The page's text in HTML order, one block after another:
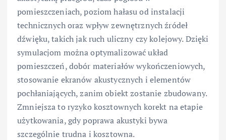
pomieszczeniach, poziom hałasu od instalacji
technicznych oraz wpływ zewnętrznych źródeł
dźwięku, takich jak ruch uliczny czy kolejowy. Dzięki
symulacjom można optymalizować układ
pomieszczeń, dobór materiałów wykończeniowych,
stosowanie ekranów akustycznych i elementów
pochłaniających, zanim obiekt zostanie zbudowany.
Zmniejsza to ryzyko kosztownych korekt na etapie
użytkowania, gdy poprawa akustyki bywa
szczególnie trudna i kosztowna.